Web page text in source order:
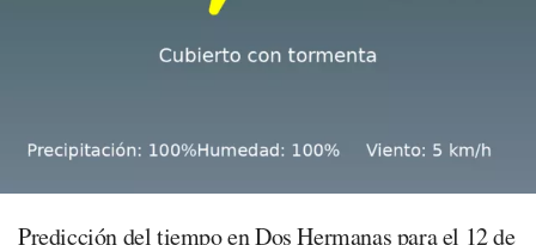
Predicción del tiempo en Dos Hermanas para el 12 de